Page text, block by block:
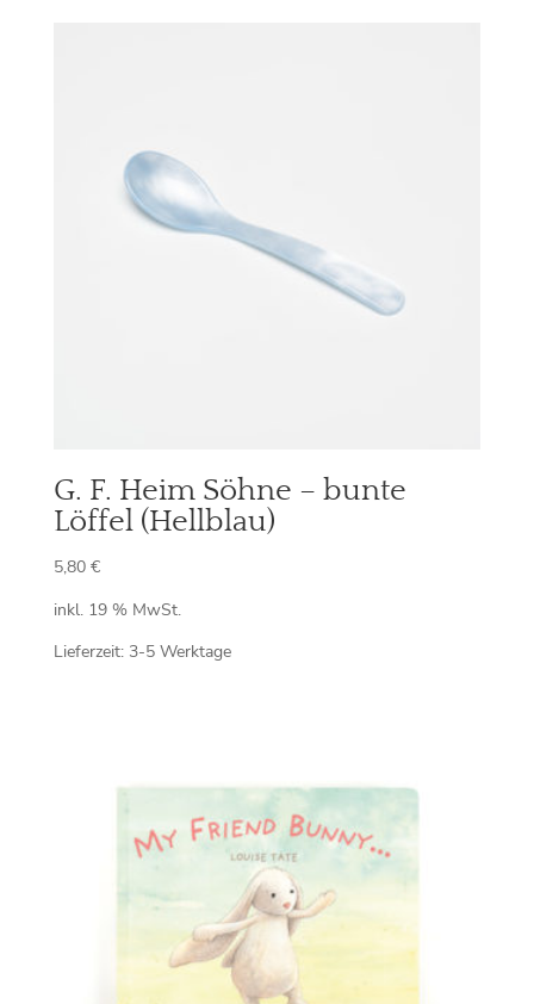
G. F. Heim Söhne – bunte
Löffel (Hellblau)
5,80 €
inkl. 19 % MwSt.
Lieferzeit: 3-5 Werktage